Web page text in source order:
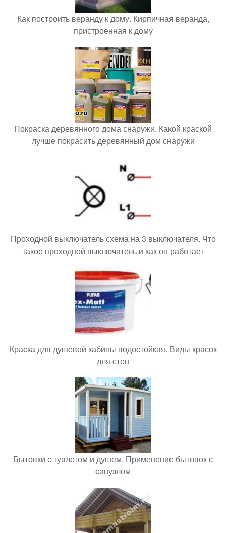
Как построить веранду к дому. Кирпичная веранда,
пристроенная к дому
Покраска деревянного дома снаружи. Какой краской
лучше покрасить деревянный дом снаружи
Проходной выключатель схема на 3 выключателя. Что
такое проходной выключатель и как он работает
Краска для душевой кабины водостойкая. Виды красок
для стен
Бытовки с туалетом и душем. Применение бытовок с
санузлом